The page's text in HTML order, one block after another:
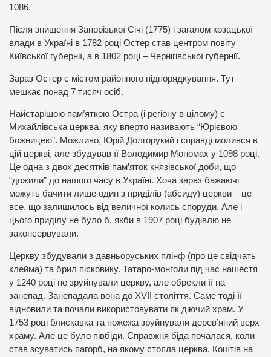
1086.
Після знищення Запорізької Січі (1775) і загалом козацької
влади в Україні в 1782 році Остер став центром повіту
Київської губернії, а в 1802 році – Чернігівської губернії.
Зараз Остер є містом районного підпорядкування. Тут
мешкає понад 7 тисяч осіб.
Найстарішою пам’яткою Остра (і регіону в цілому) є
Михайлівська церква, яку вперто називають “Юрієвою
божницею”. Можливо, Юрій Долгорукий і справді молився в
цій церкві, але збудував її Володимир Мономах у 1098 році.
Це одна з двох десятків пам’яток князівської доби, що
“дожили” до нашого часу в Україні. Хоча зараз бажаючі
можуть бачити лише один з приділів (абсиду) церкви – це
все, що залишилось від величної колись споруди. Але і
цього приділу не було б, якби в 1907 році будівлю не
законсервували.
Церкву збудували з давньоруських плінф (про це свідчать
клейма) та брил пісковику. Татаро-монголи під час нашестя
у 1240 році не зруйнували церкву, але обрекли її на
занепад. Занепадала вона до XVII століття. Саме тоді її
відновили та почали використовувати як діючий храм. У
1753 році блискавка та пожежа зруйнували дерев’яний верх
храму. Але це було півбіди. Справжня біда почалася, коли
став зсуватись пагорб, на якому стояла церква. Коштів на